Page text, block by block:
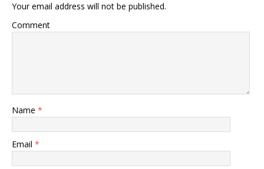
Your email address will not be published.
Comment
Name *
Email *